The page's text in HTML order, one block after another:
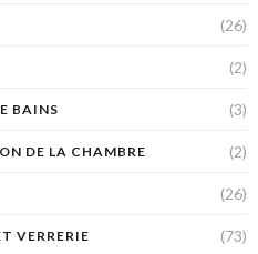
(26)
(2)
BAINS (3)
DE LA CHAMBRE (2)
(26)
VERRERIE (73)